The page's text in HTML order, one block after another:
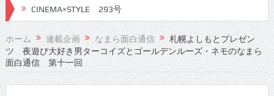
CINEMA×STYLE 293号
CINEMA×STYLE 292号
CINEMA×STYLE 291号
CINEMA×STYLE 290号
ホーム 連載企画 なまら面白通信
札幌よしもとプレゼン
ツ 夜遊び大好き男ターコイズとゴールデンルーズ・ネモのなまら
面白通信 第十一回